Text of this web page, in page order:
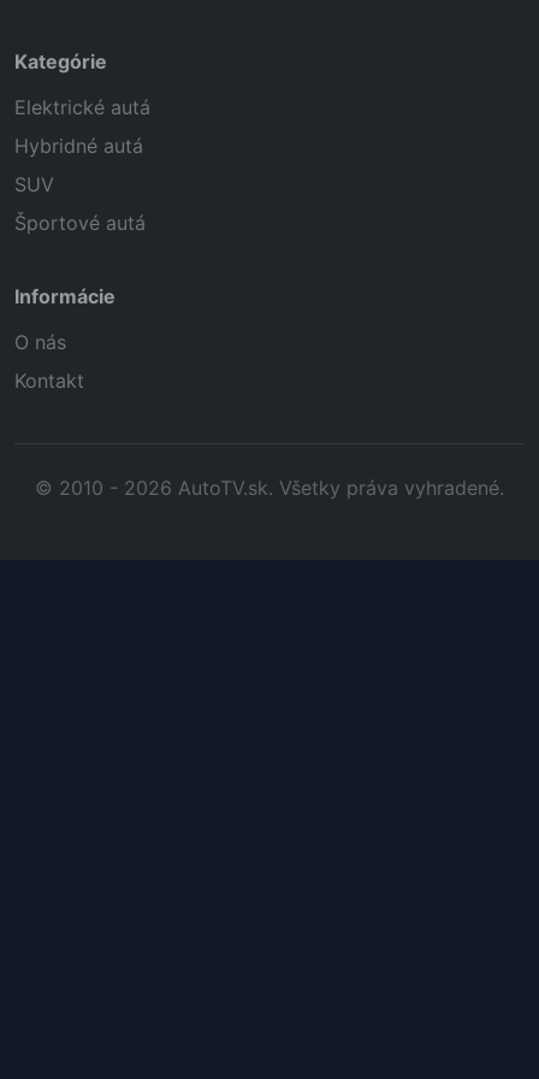
Kategórie
Elektrické autá
Hybridné autá
SUV
Športové autá
Informácie
O nás
Kontakt
© 2010 - 2026 AutoTV.sk. Všetky práva vyhradené.